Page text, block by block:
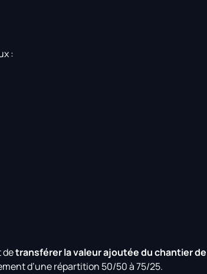
:
detransférer la valeur ajoutée du chantier de
d’une répartition 50/50 à 75/25.